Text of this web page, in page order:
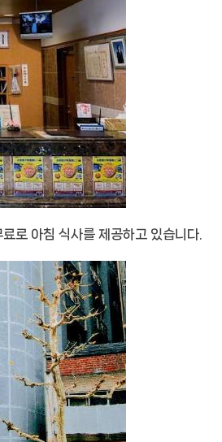
로 아침 식사를 제공하고 있습니다.